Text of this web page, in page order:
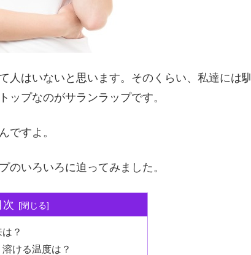
人はいないと思います。そのくらい、私達には馴
ップなのがサランラップです。
ですよ。
のいろいろに迫ってみました。
次
？
ける温度は？